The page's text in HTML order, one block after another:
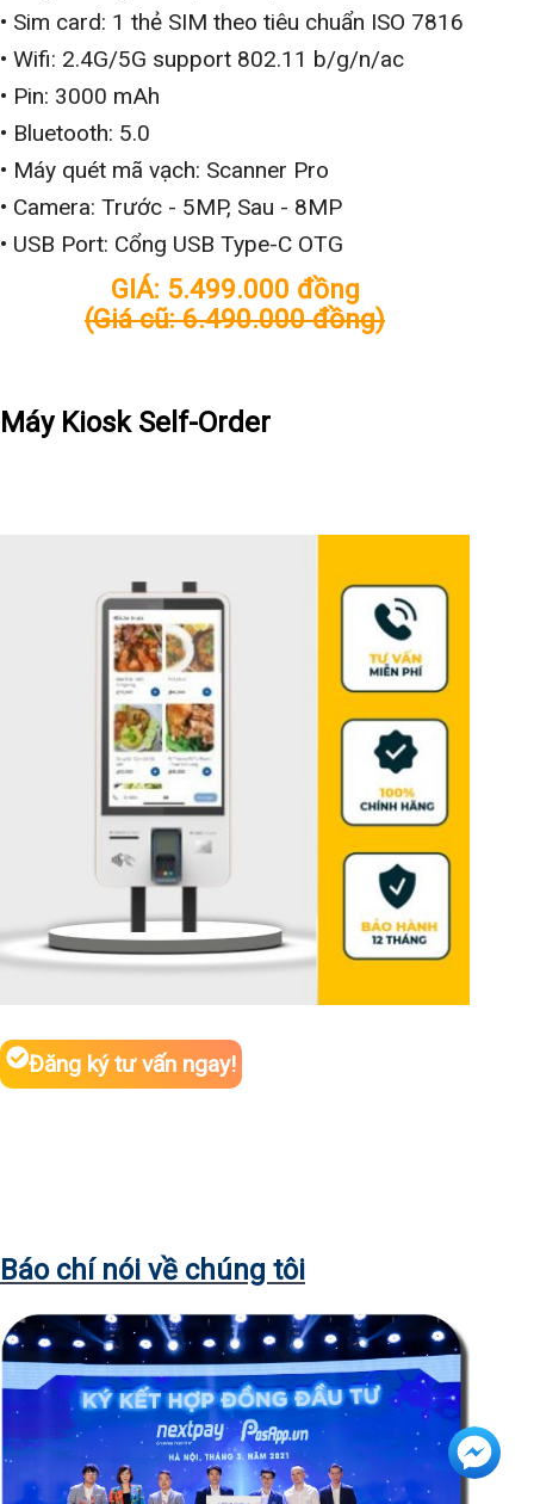
• Sim card: 1 thẻ SIM theo tiêu chuẩn ISO 7816
• Wifi: 2.4G/5G support 802.11 b/g/n/ac
• Pin: 3000 mAh
• Bluetooth: 5.0
• Máy quét mã vạch: Scanner Pro
• Camera: Trước - 5MP, Sau - 8MP
• USB Port: Cổng USB Type-C OTG
GIÁ: 5.499.000 đồng
(Giá cũ: 6.490.000 đồng)
Máy Kiosk Self-Order
Đăng ký tư vấn ngay!
Báo chí nói về chúng tôi